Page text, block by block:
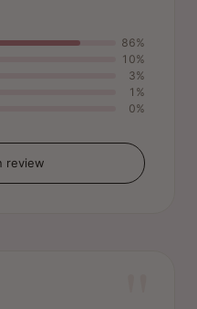
86%
10%
3%
1%
0%
review